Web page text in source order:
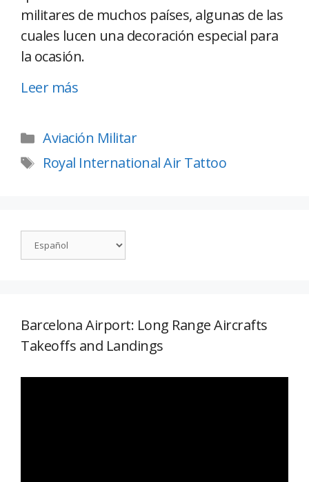
militares de muchos países, algunas de las
cuales lucen una decoración especial para
la ocasión.
Leer más
Aviación Militar
Royal International Air Tattoo
Barcelona Airport: Long Range Aircrafts
Takeoffs and Landings